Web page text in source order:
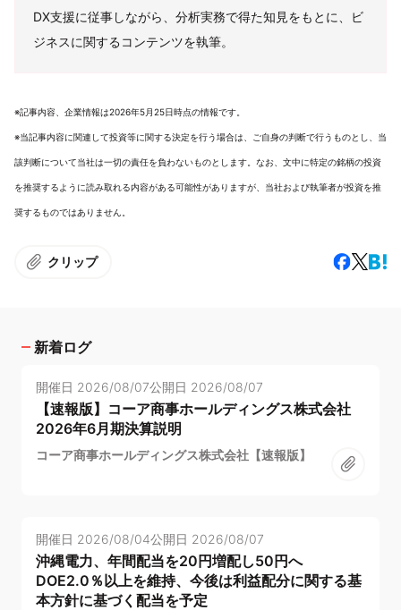
DX支援に従事しながら、分析実務で得た知見をもとに、ビ
ジネスに関するコンテンツを執筆。
※記事内容、企業情報は2026年5月25日時点の情報です。
※当記事内容に関連して投資等に関する決定を行う場合は、ご自身の判断で行うものとし、当
該判断について当社は一切の責任を負わないものとします。なお、文中に特定の銘柄の投資
を推奨するように読み取れる内容がある可能性がありますが、当社および執筆者が投資を推
奨するものではありません。
クリップ
新着ログ
開催日 2026/08/07公開日 2026/08/07
【速報版】コーア商事ホールディングス株式会社
2026年6月期決算説明
コーア商事ホールディングス株式会社【速報版】
開催日 2026/08/04公開日 2026/08/07
沖縄電力、年間配当を20円増配し50円へ
DOE2.0％以上を維持、今後は利益配分に関する基
本方針に基づく配当を予定